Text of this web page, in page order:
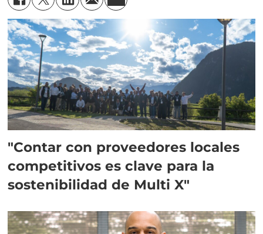
"Contar con proveedores locales
competitivos es clave para la
sostenibilidad de Multi X"